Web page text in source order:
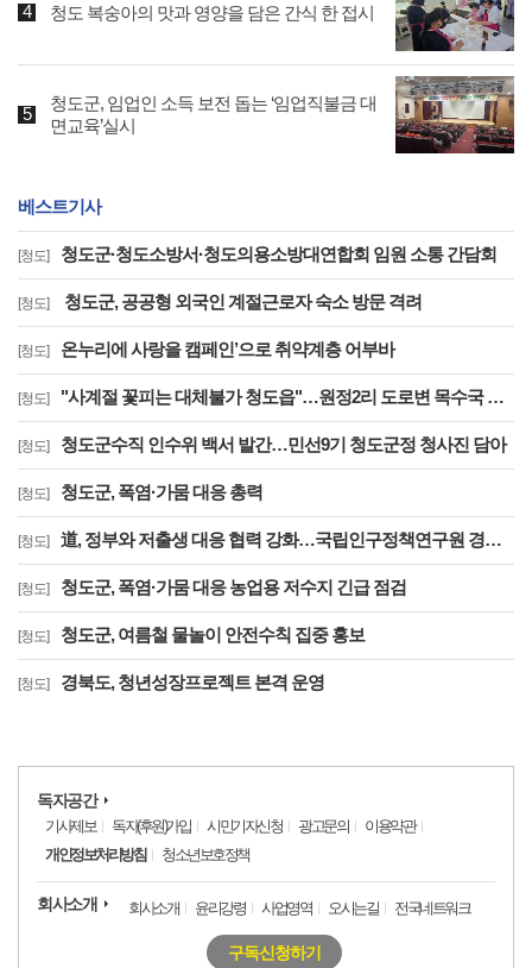
청도 복숭아의 맛과 영양을 담은 간식 한 접시
청도군, 임업인 소득 보전 돕는 ‘임업직불금 대
면교육’실시
베스트기사
[청도] 청도군·청도소방서·청도의용소방대연합회 임원 소통 간담회
[청도] 청도군, 공공형 외국인 계절근로자 숙소 방문 격려
[청도] 온누리에 사랑을 캠페인’으로 취약계층 어부바
[청도] "사계절 꽃피는 대체불가 청도읍"…원정2리 도로변 목수국 만개
[청도] 청도군수직 인수위 백서 발간…민선9기 청도군정 청사진 담아
[청도] 청도군, 폭염·가뭄 대응 총력
[청도] 道, 정부와 저출생 대응 협력 강화…국립인구정책연구원 경북 유치 건의
[청도] 청도군, 폭염·가뭄 대응 농업용 저수지 긴급 점검
[청도] 청도군, 여름철 물놀이 안전수칙 집중 홍보
[청도] 경북도, 청년성장프로젝트 본격 운영
독자공간
기사제보 독자(후원)가입 시민기자신청 광고문의
이용약관
개인정보처리방침
청소년보호정책
회사소개 회사소개 윤리강령 사업영역 오시는길 전국네트워크
구독신청하기